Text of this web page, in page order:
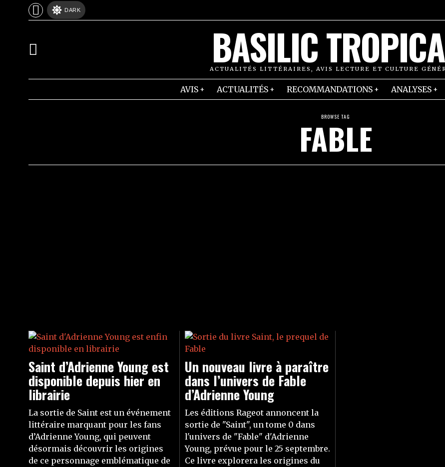
DARK
BASILIC
ACTUALITÉS LITTÉRAIRES, AVIS LECTURE ET CULTURE
AVIS ACTUALITÉS RECOMMANDATIONS ANALYSES
BROWSE TAG
FABLE
Saint d’Adrienne Young est
disponible depuis hier en
librairie
La sortie de Saint est un événement
littéraire marquant pour les fans
d’Adrienne Young, qui peuvent
désormais découvrir les origines
de ce personnage emblématique de
Un nouveau livre à paraître
dans l’univers de Fable
d’Adrienne Young
Les éditions Rageot annoncent la
sortie de "Saint", un tome 0 dans
l'univers de "Fable" d'Adrienne
Young, prévue pour le 25 septembre.
Ce livre explorera les origines du